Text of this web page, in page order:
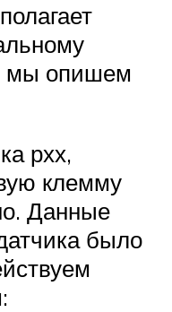
мы опишем
рхх,
клемму
Данные
было